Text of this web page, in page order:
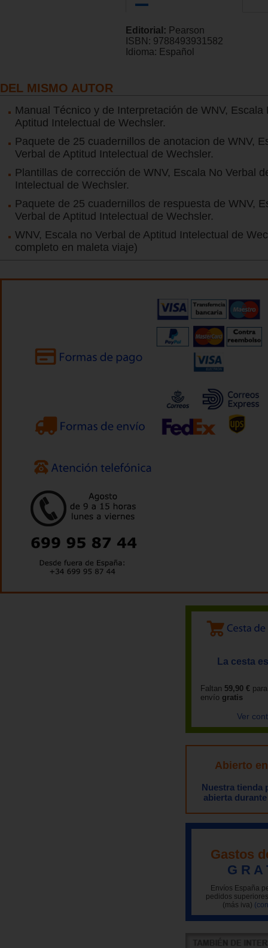
Editorial: Pearson
ISBN: 9788493931582
Idioma: Español
DEL MISMO AUTOR
Manual Técnico y de Interpretación de WNV, Escala
Aptitud Intelectual de Wechsler.
Paquete de 25 cuadernillos de anotacion de WNV,
Verbal de Aptitud Intelectual de Wechsler.
Plantillas de corrección de WNV, Escala No Verbal
Intelectual de Wechsler.
Paquete de 25 cuadernillos de respuesta de WNV,
Verbal de Aptitud Intelectual de Wechsler.
WNV, Escala no Verbal de Aptitud Intelectual de
completo en maleta viaje)
La cesta
Faltan 59,90 €
envío gratis
Ver
Abierto
Nuestra tienda
abierta
Gastos
G R A
Envíos España
pedidos
(más iva)